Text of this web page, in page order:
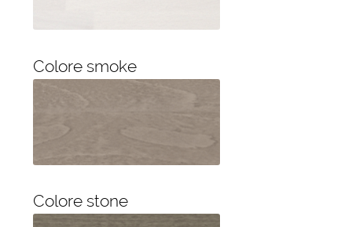
Colore smoke
Colore stone